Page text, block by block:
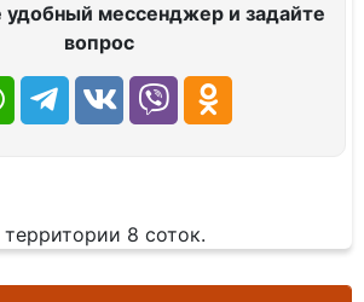
удобный мессенджер и задайте
вопрос
8 соток.